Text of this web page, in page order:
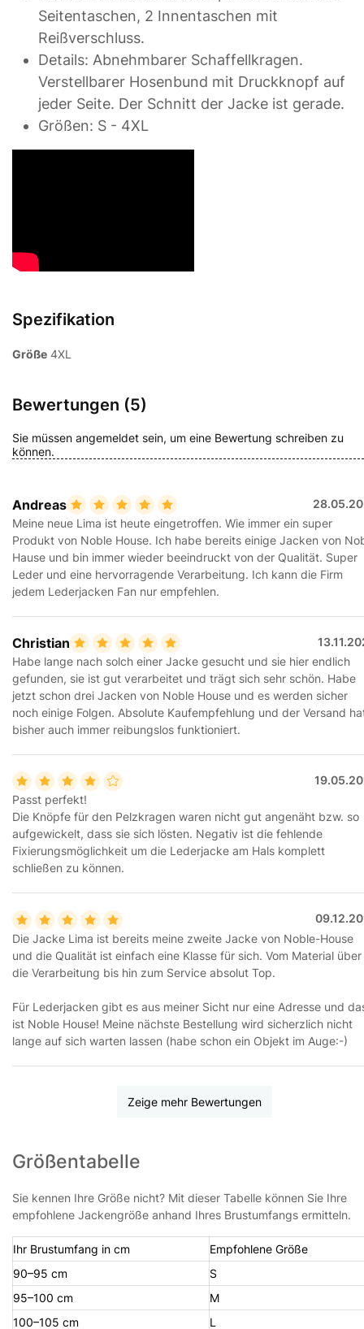
Seitentaschen, 2 Innentaschen mit
Reißverschluss.
Details: Abnehmbarer Schaffellkragen.
Verstellbarer Hosenbund mit Druckknopf auf
jeder Seite. Der Schnitt der Jacke ist gerade.
Größen: S - 4XL
Spezifikation
Größe 4XL
Bewertungen (5)
Sie müssen angemeldet sein, um eine Bewertung schreiben zu
können.
Andreas
Meine neue Lima ist heute eingetroffen. Wie immer ein super
Produkt von Noble House. Ich habe bereits einige Jacken von
Hause und bin immer wieder beeindruckt von der Qualität. Super
Leder und eine hervorragende Verarbeitung. Ich kann die Firm
jedem Lederjacken Fan nur empfehlen.
Christian
Habe lange nach solch einer Jacke gesucht und sie hier endlich
gefunden, sie ist gut verarbeitet und trägt sich sehr schön. Habe
jetzt schon drei Jacken von Noble House und es werden sicher
noch einige Folgen. Absolute Kaufempfehlung und der Versand
bisher auch immer reibungslos funktioniert.
Passt perfekt!
Die Knöpfe für den Pelzkragen waren nicht gut angenäht bzw. so
aufgewickelt, dass sie sich lösten. Negativ ist die fehlende
Fixierungsmöglichkeit um die Lederjacke am Hals komplett
schließen zu können.
Die Jacke Lima ist bereits meine zweite Jacke von Noble-House
und die Qualität ist einfach eine Klasse für sich. Vom Material über
die Verarbeitung bis hin zum Service absolut Top.
Für Lederjacken gibt es aus meiner Sicht nur eine Adresse und
ist Noble House! Meine nächste Bestellung wird sicherzlich nicht
lange auf sich warten lassen (habe schon ein Objekt im Auge:-)
Zeige mehr Bewertungen
Größentabelle
Sie kennen Ihre Größe nicht? Mit dieser Tabelle können Sie Ihre
empfohlene Jackengröße anhand Ihres Brustumfangs ermitteln.
Ihr Brustumfang in cm
Empfohlene Größe
90–95 cm
S
95–100 cm
M
100–105 cm
L